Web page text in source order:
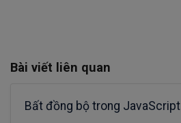
Bài viết liên quan
Bất đồng bộ trong JavaScript